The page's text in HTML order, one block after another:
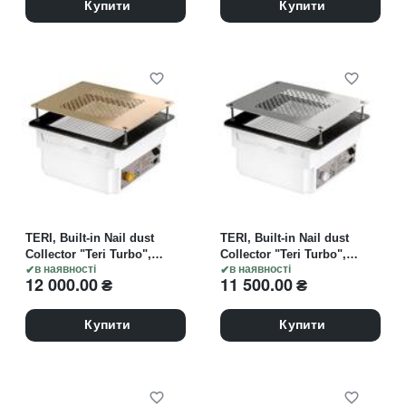
Купити Купити
в наявності
TERI, Built-in Nail dust
Collector "Teri Turbo",
Витяжка вбудовувана,
біла зі сталевою решіткою
12 000.00₴
Купити
в наявності
TERI, Built-in Nail dust
Collector "Teri Turbo",
Витяжка вбудовувана,
біла зі сталевою решіткою
11 500.00₴
Купити